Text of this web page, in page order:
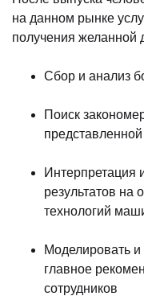
на данном рынке
получения желанной
Сбор и анализ
Поиск
Интерпретация
результатов на
технологий
Моделировать
главное
сотрудников